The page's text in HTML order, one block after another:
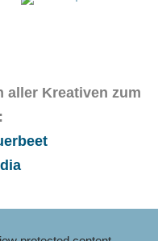
aller Kreativen zum